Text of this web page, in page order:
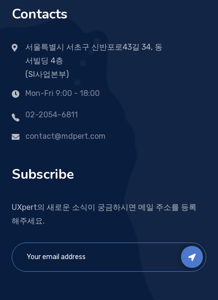
Contacts
서울특별시 서초구 신반포로43길 34, 동
서빌딩 4층
(SI사업본부)
Mon-Fri 9:00 - 18:00
02-2054-6811
contact@mdpert.com
Subscribe
UXpert의 새로운 소식이 궁금하시면 메일 주소를 등록
해주세요.